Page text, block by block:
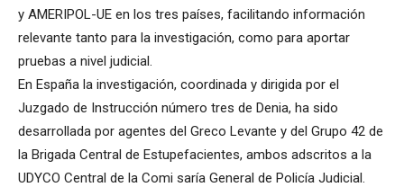
y AMERIPOL-UE en los tres países, facilitando información
relevante tanto para la investigación, como para aportar
pruebas a nivel judicial.
En España la investigación, coordinada y dirigida por el
Juzgado de Instrucción número tres de Denia, ha sido
desarrollada por agentes del Greco Levante y del Grupo 42 de
la Brigada Central de Estupefacientes, ambos adscritos a la
UDYCO Central de la Comi saría General de Policía Judicial.